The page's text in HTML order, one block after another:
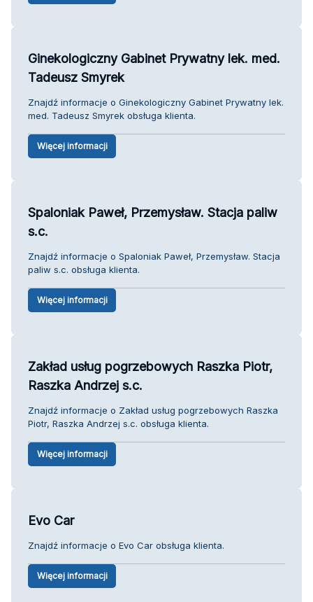
Ginekologiczny Gabinet Prywatny lek. med.
Tadeusz Smyrek
Znajdź informacje o Ginekologiczny Gabinet Prywatny lek.
med. Tadeusz Smyrek obsługa klienta.
Więcej informacji
Spaloniak Paweł, Przemysław. Stacja paliw
s.c.
Znajdź informacje o Spaloniak Paweł, Przemysław. Stacja
paliw s.c. obsługa klienta.
Więcej informacji
Zakład usług pogrzebowych Raszka Piotr,
Raszka Andrzej s.c.
Znajdź informacje o Zakład usług pogrzebowych Raszka
Piotr, Raszka Andrzej s.c. obsługa klienta.
Więcej informacji
Evo Car
Znajdź informacje o Evo Car obsługa klienta.
Więcej informacji